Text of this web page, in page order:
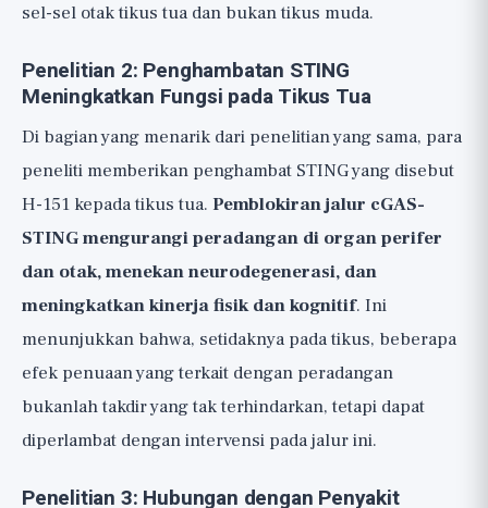
sel-sel otak tikus tua dan bukan tikus muda.
Penelitian 2: Penghambatan STING
Meningkatkan Fungsi pada Tikus Tua
Di bagian yang menarik dari penelitian yang sama, para
peneliti memberikan penghambat STING yang disebut
H-151 kepada tikus tua. Pemblokiran jalur cGAS-
STING mengurangi peradangan di organ perifer
dan otak, menekan neurodegenerasi, dan
meningkatkan kinerja fisik dan kognitif. Ini
menunjukkan bahwa, setidaknya pada tikus, beberapa
efek penuaan yang terkait dengan peradangan
bukanlah takdir yang tak terhindarkan, tetapi dapat
diperlambat dengan intervensi pada jalur ini.
Penelitian 3: Hubungan dengan Penyakit